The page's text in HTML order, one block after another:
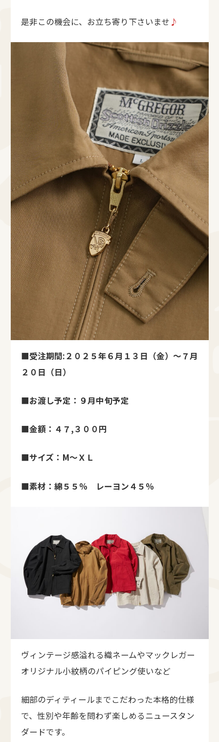
是非この機会に、お立ち寄り下さいませ ♪
■受注期間:２０２５年６月１３日（金）～７月
２０日（日）
■お渡し予定：９月中旬予定
■金額：４７,３００円
■サイズ：M～ＸＬ
■素材：綿５５％ レーヨン４５％
ヴィンテージ感溢れる織ネームやマックレガー
オリジナル小紋柄のパイピング使いなど
細部のディティールまでこだわった本格的仕様
で、性別や年齢を問わず楽しめるニュースタン
ダードです。